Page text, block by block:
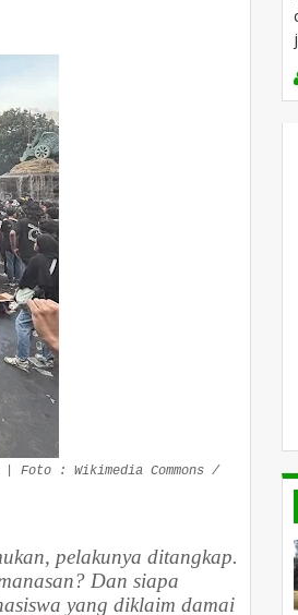
: Wikimedia Commons /
pelakunya ditangkap.
Dan siapa
yang diklaim damai